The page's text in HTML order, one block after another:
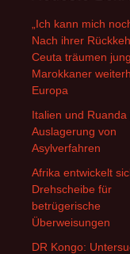
„Ich kann mich
Nach ihrer
Ceuta träumen
Marokkaner
Europa
Italien und Ruanda
Auslagerung von
Asylverfahren
Afrika entwickelt
Drehscheibe für
betrügerische
Überweisungen
DR Kongo: